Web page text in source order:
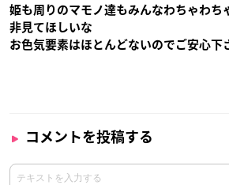
姫も周りのマモノ達もみんなわちゃわち
非見てほしいな
お色気要素はほとんどないのでご安心下
コメントを投稿する